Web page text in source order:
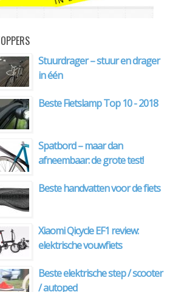
Stuurdrager – stuur en drager
in één
Beste Fietslamp Top 10 - 2018
Spatbord – maar dan
afneembaar: de grote test!
Beste handvatten voor de fiets
Xiaomi Qicycle EF1 review:
elektrische vouwfiets
Beste elektrische step / scooter
/ autoped